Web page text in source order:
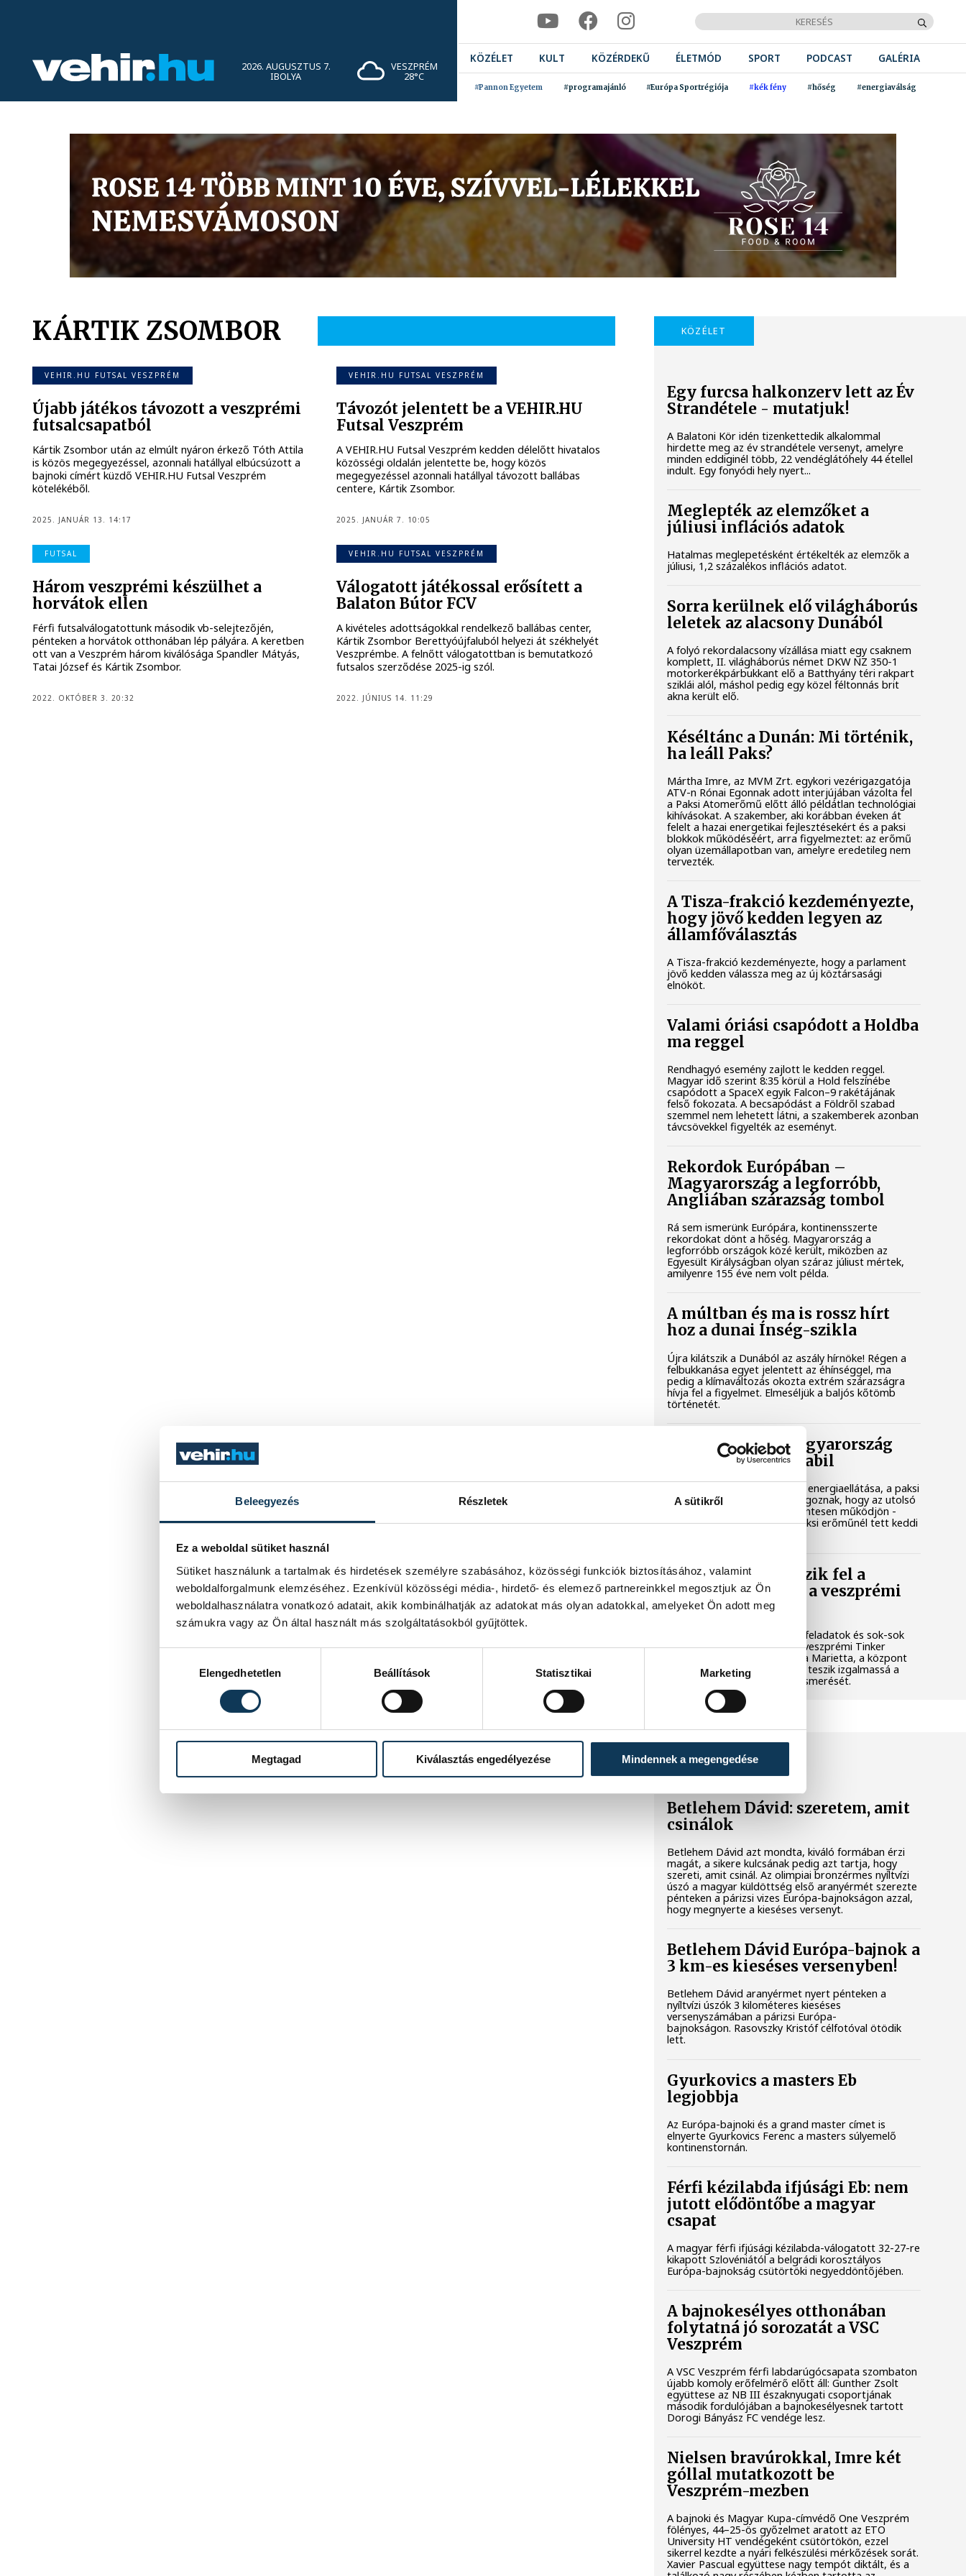
Beleegyezés Részletek A sütikről
Ez a weboldal sütiket használ
Sütiket használunk a tartalmak és hirdetések személyre szabásához, közösségi funkciók biztosításához, valamint
weboldalforgalmunk elemzéséhez. Ezenkívül közösségi média-, hirdető- és elemező partnereinkkel megosztjuk az Ön
weboldalhasználatra vonatkozó adatait, akik kombinálhatják az adatokat más olyan adatokkal, amelyeket Ön adott meg
számukra vagy az Ön által használt más szolgáltatásokból gyűjtöttek.
Elengedhetetlen
Beállítások Statisztikai Marketing
Megtagad Kiválasztás engedélyezése Mindennek a megengedése
2026. AUGUSZTUS 7.
IBOLYA
VESZPRÉM
28°C
KÖZÉLET KULT KÖZÉRDEKŰ ÉLETMÓD SPORT PODCAST GALÉRIA
#Pannon Egyetem #programajánló #Európa Sportrégiója #kék fény #hőség #energiaválság
KÁRTIK ZSOMBOR
VEHIR.HU FUTSAL VESZPRÉM
Újabb játékos távozott a veszprémi
futsalcsapatból
Kártik Zsombor után az elmúlt nyáron érkező Tóth Attila
is közös megegyezéssel, azonnali hatállyal elbúcsúzott a
bajnoki címért küzdő VEHIR.HU Futsal Veszprém
kötelékéből.
2025. JANUÁR 13. 14:17
VEHIR.HU FUTSAL VESZPRÉM
Távozót jelentett be a VEHIR.HU
Futsal Veszprém
A VEHIR.HU Futsal Veszprém kedden délelőtt hivatalos
közösségi oldalán jelentette be, hogy közös
megegyezéssel azonnali hatállyal távozott ballábas
centere, Kártik Zsombor.
2025. JANUÁR 7. 10:05
FUTSAL
Három veszprémi készülhet a
horvátok ellen
Férfi futsalválogatottunk második vb-selejtezőjén,
pénteken a horvátok otthonában lép pályára. A keretben
ott van a Veszprém három kiválósága Spandler Mátyás,
Tatai József és Kártik Zsombor.
2022. OKTÓBER 3. 20:32
VEHIR.HU FUTSAL VESZPRÉM
Válogatott játékossal erősített a
Balaton Bútor FCV
A kivételes adottságokkal rendelkező ballábas center,
Kártik Zsombor Berettyóújfaluból helyezi át székhelyét
Veszprémbe. A felnőtt válogatottban is bemutatkozó
futsalos szerződése 2025-ig szól.
2022. JÚNIUS 14. 11:29
KÖZÉLET
Egy furcsa halkonzerv lett az Év
Strandétele - mutatjuk!
A Balatoni Kör idén tizenkettedik alkalommal
hirdette meg az év strandétele versenyt, amelyre
minden eddiginél több, 22 vendéglátóhely 44 étellel
indult. Egy fonyódi hely nyert...
Meglepték az elemzőket a
júliusi inflációs adatok
Hatalmas meglepetésként értékelték az elemzők a
júliusi, 1,2 százalékos inflációs adatot.
Sorra kerülnek elő világháborús
leletek az alacsony Dunából
A folyó rekordalacsony vízállása miatt egy csaknem
komplett, II. világháborús német DKW NZ 350-1
motorkerékpárbukkant elő a Batthyány téri rakpart
sziklái alól, máshol pedig egy közel féltonnás brit
akna került elő.
Késéltánc a Dunán: Mi történik,
ha leáll Paks?
Mártha Imre, az MVM Zrt. egykori vezérigazgatója
ATV-n Rónai Egonnak adott interjújában vázolta fel
a Paksi Atomerőmű előtt álló példátlan technológiai
kihívásokat. A szakember, aki korábban éveken át
felelt a hazai energetikai fejlesztésekért és a paksi
blokkok működéséért, arra figyelmeztet: az erőmű
olyan üzemállapotban van, amelyre eredetileg nem
tervezték.
A Tisza-frakció kezdeményezte,
hogy jövő kedden legyen az
államfőválasztás
A Tisza-frakció kezdeményezte, hogy a parlament
jövő kedden válassza meg az új köztársasági
elnököt.
Valami óriási csapódott a Holdba
ma reggel
Rendhagyó esemény zajlott le kedden reggel.
Magyar idő szerint 8:35 körül a Hold felszínébe
csapódott a SpaceX egyik Falcon–9 rakétájának
felső fokozata. A becsapódást a Földről szabad
szemmel nem lehetett látni, a szakemberek azonban
távcsövekkel figyelték az eseményt.
Rekordok Európában –
Magyarország a legforróbb,
Angliában szárazság tombol
Rá sem ismerünk Európára, kontinensszerte
rekordokat dönt a hőség. Magyarország a
legforróbb országok közé került, miközben az
Egyesült Királyságban olyan száraz júliust mértek,
amilyenre 155 éve nem volt példa.
A múltban és ma is rossz hírt
hoz a dunai Ínség-szikla
Újra kilátszik a Dunából az aszály hírnöke! Régen a
felbukkanása egyet jelentett az éhínséggel, ma
pedig a klímaváltozás okozta extrém szárazságra
hívja fel a figyelmet. Elmeséljük a baljós kőtömb
történetét.
Magyar Péter: Magyarország
energiaellátása stabil
Jelenleg stabil Magyarország energiaellátása, a paksi
erőmű munkatársai azon dolgoznak, hogy az utolsó
még termelő turbina hibamentesen működjön -
közölte a miniszterelnök a paksi erőműnél tett keddi
Játék közben fedezik fel a
tudomány világát a veszprémi
gyerekek
Látványos kísérletek, kreatív feladatok és sok-sok
élmény várja a gyerekeket a veszprémi Tinker
Labsben. Videónkban Balassa Marietta, a központ
vezetője mutatja be, hogyan teszik izgalmassá a
természettudományok megismerését.
Betlehem Dávid: szeretem, amit
csinálok
Betlehem Dávid azt mondta, kiváló formában érzi
magát, a sikere kulcsának pedig azt tartja, hogy
szereti, amit csinál. Az olimpiai bronzérmes nyíltvízi
úszó a magyar küldöttség első aranyérmét szerezte
pénteken a párizsi vizes Európa-bajnokságon azzal,
hogy megnyerte a kieséses versenyt.
Betlehem Dávid Európa-bajnok a
3 km-es kieséses versenyben!
Betlehem Dávid aranyérmet nyert pénteken a
nyíltvízi úszók 3 kilométeres kieséses
versenyszámában a párizsi Európa-
bajnokságon. Rasovszky Kristóf célfotóval ötödik
lett.
Gyurkovics a masters Eb
legjobbja
Az Európa-bajnoki és a grand master címet is
elnyerte Gyurkovics Ferenc a masters súlyemelő
kontinenstornán.
Férfi kézilabda ifjúsági Eb: nem
jutott elődöntőbe a magyar
csapat
A magyar férfi ifjúsági kézilabda-válogatott 32-27-re
kikapott Szlovéniától a belgrádi korosztályos
Európa-bajnokság csütörtöki negyeddöntőjében.
A bajnokesélyes otthonában
folytatná jó sorozatát a VSC
Veszprém
A VSC Veszprém férfi labdarúgócsapata szombaton
újabb komoly erőfelmérő előtt áll: Gunther Zsolt
együttese az NB III északnyugati csoportjának
második fordulójában a bajnokesélyesnek tartott
Dorogi Bányász FC vendége lesz.
Nielsen bravúrokkal, Imre két
góllal mutatkozott be
Veszprém-mezben
A bajnoki és Magyar Kupa-címvédő One Veszprém
fölényes, 44–25-ös győzelmet aratott az ETO
University HT vendégeként csütörtökön, ezzel
sikerrel kezdte a nyári felkészülési mérkőzések sorát.
Xavier Pascual együttese nagy tempót diktált, és a